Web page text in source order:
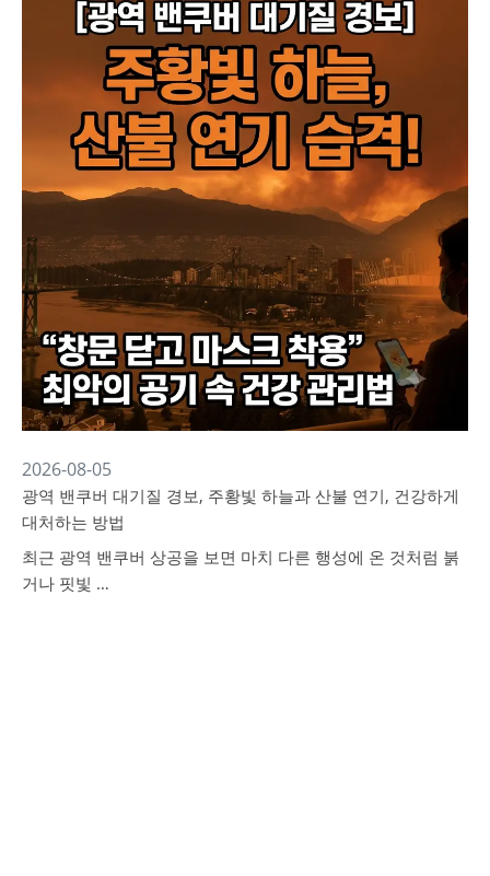
2026-08-05
광역 밴쿠버 대기질 경보, 주황빛 하늘과 산불 연기, 건강하게
대처하는 방법
최근 광역 밴쿠버 상공을 보면 마치 다른 행성에 온 것처럼 붉
거나 핏빛 …